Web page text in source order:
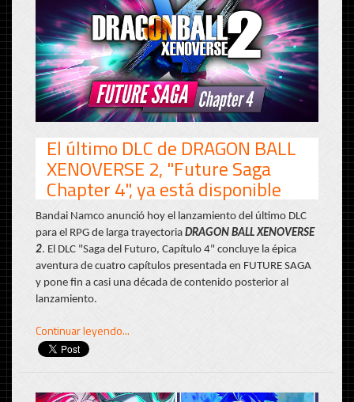
El último DLC de DRAGON BALL
XENOVERSE 2, "Future Saga
Chapter 4", ya está disponible
Bandai Namco anunció hoy el lanzamiento del último DLC
para el RPG de larga trayectoria DRAGON BALL XENOVERSE
2. El DLC "Saga del Futuro, Capítulo 4" concluye la épica
aventura de cuatro capítulos presentada en FUTURE SAGA
y pone fin a casi una década de contenido posterior al
lanzamiento.
Continuar leyendo...